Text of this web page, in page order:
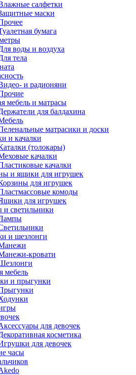
салфетки
маски
бумага
воды и воздуха
тела
и радионяни
мебель и матрасы
для балдахина
матрасики и доски
и качалки
(толокары)
качалки
качалки
и ящики для игрушек
для игрушек
комоды
для игрушек
светильники
и шезлонги
кровати
мебель
и прыгунки
для девочек
косметика
для девочек
часы